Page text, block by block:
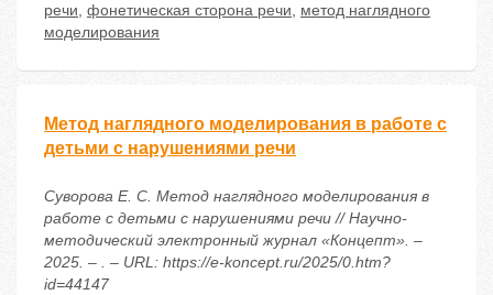
речи, фонетическая сторона речи, метод наглядного
моделирования
Метод наглядного моделирования в работе с
детьми с нарушениями речи
Суворова Е. С. Метод наглядного моделирования в
работе с детьми с нарушениями речи // Научно-
методический электронный журнал «Концепт». –
2025. – . – URL: https://e-koncept.ru/2025/0.htm?
id=44147